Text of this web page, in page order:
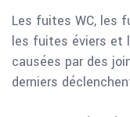
Les fuites WC, les
les fuites éviers et
causées par des
derniers